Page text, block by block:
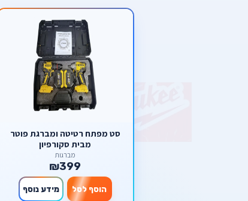
סט מפתח רטיטה ומברגת פוטר
מבית סקורפיון
מברגות
₪399
הוסף לסל מידע נוסף